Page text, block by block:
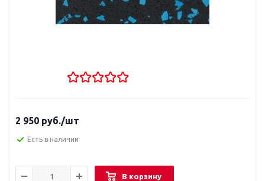
2 950 руб./шт
Есть в наличии
В корзину